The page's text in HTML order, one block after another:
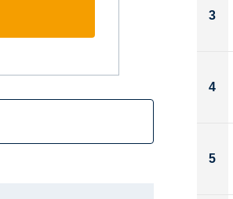
3
4
5